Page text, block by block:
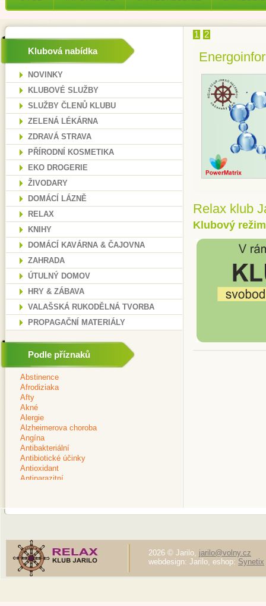
Klubová nabídka
NOVINKY
KLUBOVÉ SLUŽBY
SLUŽBY ČLENŮ KLUBU
ZELENÁ LÉKÁRNA
ZDRAVÁ STRAVA
PŘÍRODNÍ KOSMETIKA
EKO DROGERIE
ŽIVODARY
DOMÁCÍ LÁZNĚ
RELAX
KNIHY
DOMÁCÍ KAVÁRNA & ČAJOVNA
ZAHRADA
ÚTULNÝ DOMOV
HRY & ZÁBAVA
VALAŠSKÁ RUKODĚLNÁ TVORBA
PROPAGAČNÍ MATERIÁLY
Podle příznaků
1 2
Relax klub
Klubový režim
2026 © Jarilo, jarilo@volny.cz
webdesign: Jarilo, eshop: Synetix